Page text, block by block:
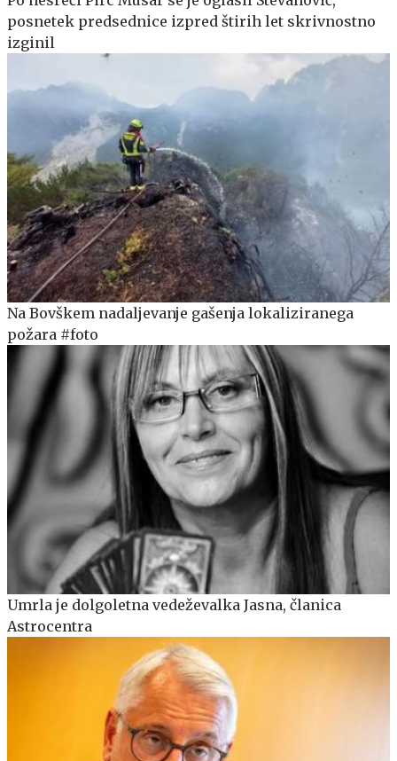
posnetek predsednice izpred štirih let skrivnostno
izginil
Na Bovškem nadaljevanje gašenja lokaliziranega
požara #foto
Umrla je dolgoletna vedeževalka Jasna, članica
Astrocentra